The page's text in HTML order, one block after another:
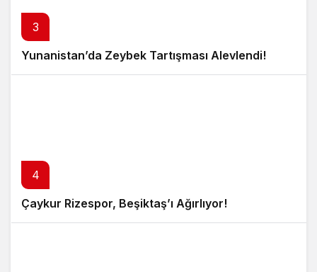
3
Yunanistan’da Zeybek Tartışması Alevlendi!
4
Çaykur Rizespor, Beşiktaş’ı Ağırlıyor!